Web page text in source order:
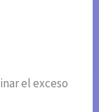
el exceso